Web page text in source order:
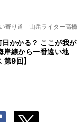
寄り道 山岳ライター高橋
かかる？ ここが我が
岸線から一番遠い地
9回】